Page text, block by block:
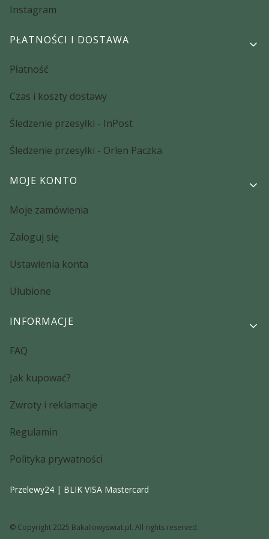
Instagram
PŁATNOŚCI I DOSTAWA
Płatność
Czas i koszty dostawy
Śledzenie przesyłki - InPost
Śledzenie przesyłki - Orlen Paczka
MOJE KONTO
Moje zamówienia
Zaloguj się
Ustawienia konta
Ulubione
INFORMACJE
FAQ
Jak kupować?
Zwroty i reklamacje
Regulamin
Polityka prywatności
Przelewy24 | BLIK VISA Mastercard
© Copyright 2025 Bakaliowyswiat.pl. All rights reserved.